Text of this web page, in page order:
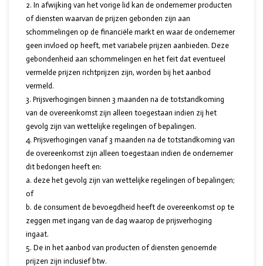
In afwijking van het vorige lid kan de ondernemer producten
of diensten waarvan de prijzen gebonden zijn aan
schommelingen op de financiële markt en waar de ondernemer
geen invloed op heeft, met variabele prijzen aanbieden. Deze
gebondenheid aan schommelingen en het feit dat eventueel
vermelde prijzen richtprijzen zijn, worden bij het aanbod
vermeld.
Prijsverhogingen binnen 3 maanden na de totstandkoming
van de overeenkomst zijn alleen toegestaan indien zij het
gevolg zijn van wettelijke regelingen of bepalingen.
Prijsverhogingen vanaf 3 maanden na de totstandkoming van
de overeenkomst zijn alleen toegestaan indien de ondernemer
dit bedongen heeft en:
a. deze het gevolg zijn van wettelijke regelingen of bepalingen;
of
b. de consument de bevoegdheid heeft de overeenkomst op te
zeggen met ingang van de dag waarop de prijsverhoging
ingaat.
De in het aanbod van producten of diensten genoemde
prijzen zijn inclusief btw.